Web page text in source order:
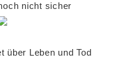
nicht sicher
über Leben und Tod